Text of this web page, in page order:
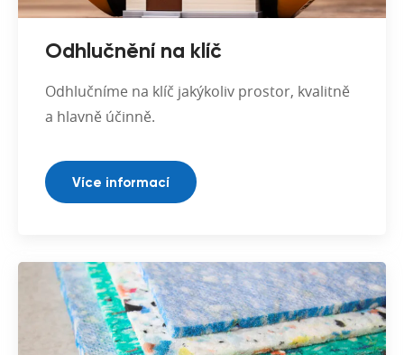
Odhlučnění na klíč
Odhlučníme na klíč jakýkoliv prostor, kvalitně
a hlavně účinně.
Více informací